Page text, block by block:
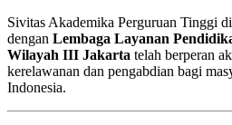
Sivitas Akademika Perguruan Tinggi
dengan Lembaga Layanan
Wilayah III Jakarta telah berperan
kerelawanan dan pengabdian bagi
Indonesia.